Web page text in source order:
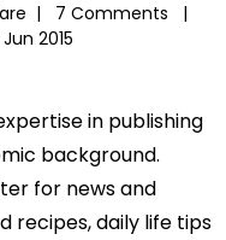
|
7 Comments |
2015
in publishing
background.
for news and
recipes, daily life tips